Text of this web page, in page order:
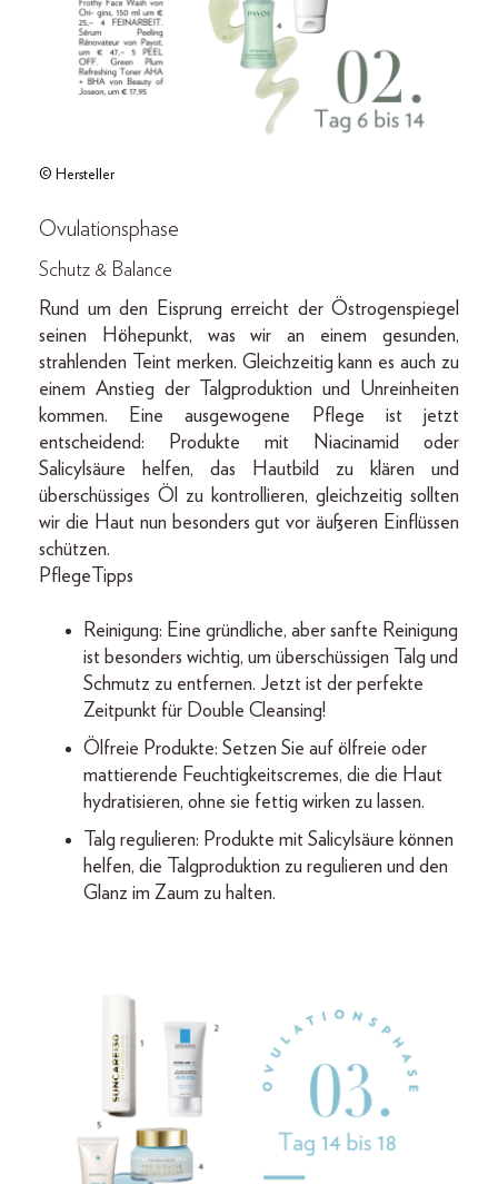
© Hersteller
Ovulationsphase
Schutz & Balance
Rund um den Eisprung erreicht der Östrogenspiegel
seinen Höhepunkt, was wir an einem gesunden,
strahlenden Teint merken. Gleichzeitig kann es auch zu
einem Anstieg der Talgproduktion und Unreinheiten
kommen. Eine ausgewogene Pflege ist jetzt
entscheidend: Produkte mit Niacinamid oder
Salicylsäure helfen, das Hautbild zu klären und
überschüssiges Öl zu kontrollieren, gleichzeitig sollten
wir die Haut nun besonders gut vor äußeren Einflüssen
schützen.
PflegeTipps
Reinigung: Eine gründliche, aber sanfte Reinigung
ist besonders wichtig, um überschüssigen Talg und
Schmutz zu entfernen. Jetzt ist der perfekte
Zeitpunkt für Double Cleansing!
Ölfreie Produkte: Setzen Sie auf ölfreie oder
mattierende Feuchtigkeitscremes, die die Haut
hydratisieren, ohne sie fettig wirken zu lassen.
Talg regulieren: Produkte mit Salicylsäure können
helfen, die Talgproduktion zu regulieren und den
Glanz im Zaum zu halten.